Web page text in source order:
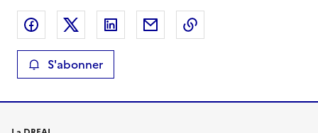
Partager sur Facebook
Partager sur XPartager sur LinkedIn
Partager par email
S'abonner